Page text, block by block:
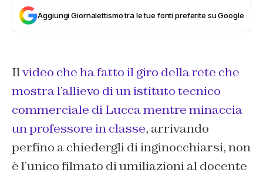
Aggiungi Giornalettismo tra le tue fonti preferite su Google
Ilvideo che ha fatto il giro della rete che
mostra l’allievo di un istituto tecnico
commerciale di Lucca mentre minaccia
un professore in classe, arrivando
perfino a chiedergli di inginocchiarsi, non
è l’unico filmato di umiliazioni al docente